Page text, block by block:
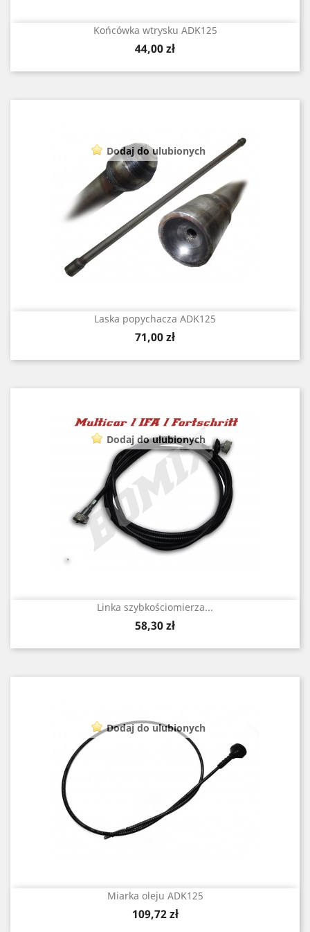
Końcówka wtrysku ADK125
Cena
44,00 zł
Laska popychacza ADK125
Cena
71,00 zł
Dodaj do ulubionych
Linka szybkościomierza...
Cena
58,30 zł
Dodaj do ulubionych
Miarka oleju ADK125
Cena
109,72 zł
Dodaj do ulubionych